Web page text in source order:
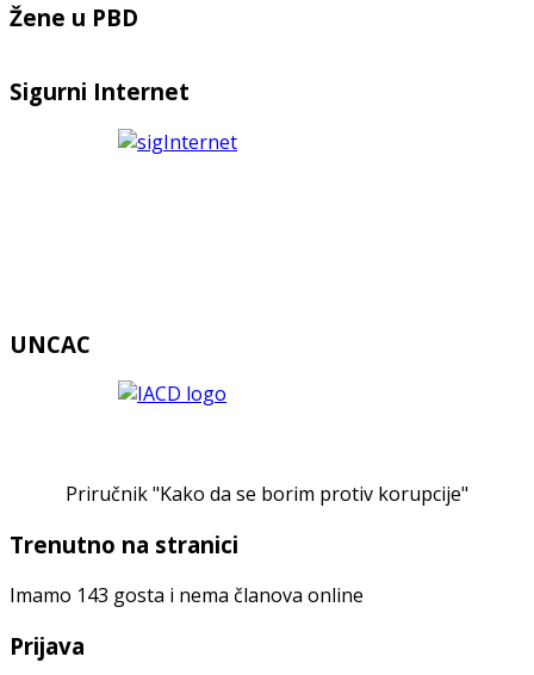
Žene u PBD
Sigurni Internet
UNCAC
Priručnik "Kako da se borim protiv korupcije"
Trenutno na stranici
Imamo 143 gosta i nema članova online
Prijava